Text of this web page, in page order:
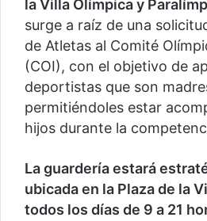
la Villa Olímpica y
surge a raíz de una
de Atletas al Comité
(COI), con el objetivo de
deportistas que son
permitiéndoles estar
hijos durante la
La guardería estará
ubicada en la Plaza de la
todos los días de 9 a 21